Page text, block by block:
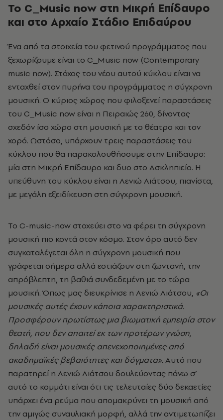
To C_Music now στη Μικρή Επίδαυρο
και στο Αρχαίο Στάδιο Επιδαύρου
Ένα από τα στοιχεία του φετινού προγράμματος που
ξεχωρίζουμε είναι το C_Music now (Contemporary
music now). Στόχος του νέου αυτού κύκλου είναι να
ενταχθεί στον πυρήνα του προγράμματος η σύγχρονη
μουσική. Ο κύριος χώρος που φιλοξενεί παραστάσεις
του C_Music now είναι η Πειραιώς 260, δίνοντας
σχεδόν ίσο χώρο στη μουσική με το θέατρο και τον
χορό. Ωστόσο, υπάρχουν τρεις παραστάσεις του
κύκλου που θα παρακολουθήσουμε στην Επίδαυρο:
μία στη Μικρή Επίδαυρο και δυο στο Ασκληπιείο. Η
υπεύθυνη του κύκλου είναι η Λενιώ Λιάτσου, πιανίστα,
με μεγάλη εξειδίκευση στη σύγχρονη μουσική.
Το C-music-now στοχεύει στο να φέρει τη σύγχρονη
μουσική πιο κοντά στον κόσμο. Στον όρο αυτό δεν
συγκαταλέγεται όλη η σύγχρονη μουσική που
γράφεται σήμερα αλλά εστιάζουν στη ζωντανή, την
απρόβλεπτη, τη βαθιά συνδεδεμένη με το τώρα
μουσική. Όπως μας διευκρίνισε η Λενιώ Λιάτσου, «Οι
μουσικές αυτές έχουν κάποια χαρακτηριστικά.
Προσφέρουν πρωτίστως μια βιωματική εμπειρία στον
θεατή, που δεν απαιτεί εκ των προτέρων γνώση,
δηλαδή είναι μουσικές απενεχοποιημένες από
ακαδημαϊκές βεβαιότητες και δόγματα».Αυτό που
παρατηρεί η Λενιώ Λιάτσου δουλεύοντας πάνω σ’
αυτό το κομμάτι είναι ότι τις τελευταίες δύο δεκαετίες
υπάρχει ένα ρεύμα που απομακρύνει τη μουσική από
την αμιγώς συναυλιακή μορφή, αλλά την αντιμετωπίζει